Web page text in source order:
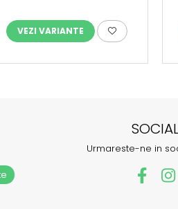
VEZI VARIANTE
Urmareste-ne in